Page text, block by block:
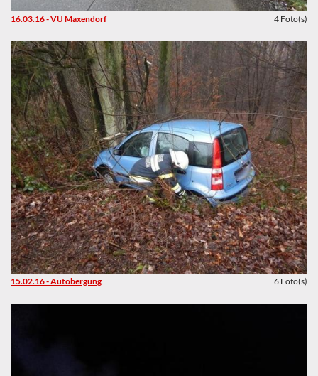
16.03.16 - VU Maxendorf 4 Foto(s)
15.02.16 - Autobergung 6 Foto(s)